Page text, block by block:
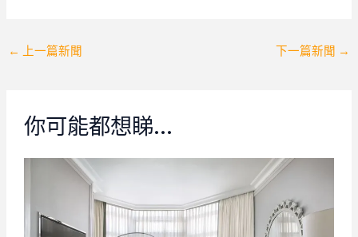
Post
← 上一篇新聞 下一篇新聞 →
你可能都想睇…